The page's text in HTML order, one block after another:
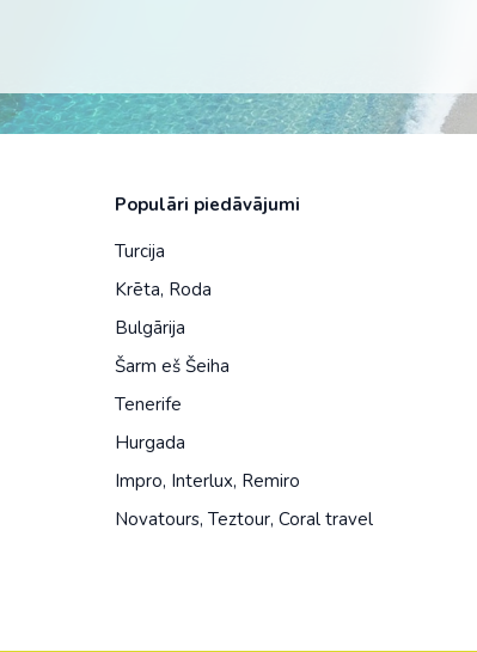
Populāri piedāvājumi
Turcija
Krēta, Roda
Bulgārija
Šarm eš Šeiha
Tenerife
Hurgada
Impro, Interlux, Remiro
Novatours,Teztour,Coral travel